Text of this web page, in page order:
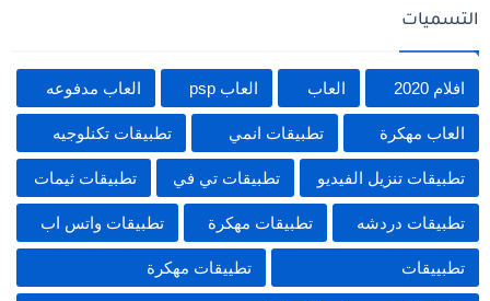
التسميات
افلام 2020 العاب العاب psp العاب مدفوعه
العاب مهكرة تطبيقات انمي تطبيقات تكنلوجيه
تطبيقات تنزيل الفيديو تطبيقات تي في تطبيقات ثيمات
تطبيقات دردشه تطبيقات مهكرة تطبيقات واتس اب
تطبييقات تطييقات مهكرة